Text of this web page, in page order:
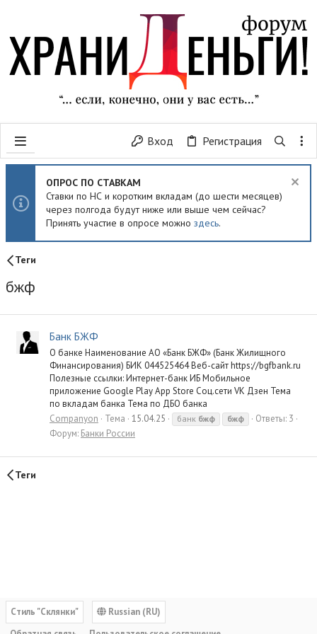
Вход Регистрация
ОПРОС ПО СТАВКАМ
Ставки по НС и коротким вкладам (до шести месяцев)
через полгода будут ниже или выше чем сейчас?
Принять участие в опросе можно здесь.
Теги
бжф
Банк БЖФ
О банке Наименование АО «Банк БЖФ» (Банк Жилищного
Финансирования) БИК 044525464 Веб-сайт https://bgfbank.ru
Полезные ссылки: Интернет-банк ИБ Мобильное
приложение Google Play App Store Соц.сети VK Дзен Тема
по вкладам банка Тема по ДБО банка
Companyon
Тема 15.04.25 банк бжф бжф
Ответы: 3
Форум: Банки России
Теги
Cтиль "Склянки"
Russian (RU)